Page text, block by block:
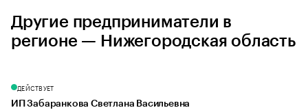
Другие предприниматели в
регионе — Нижегородская область
ДЕЙСТВУЕТ
ИП Забаранкова Светлана Васильевна